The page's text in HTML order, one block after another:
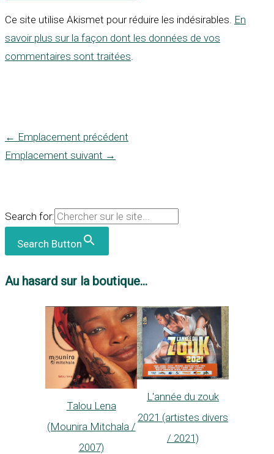
Ce site utilise Akismet pour réduire les indésirables. En
savoir plus sur la façon dont les données de vos
commentaires sont traitées.
← Emplacement précédent
Emplacement suivant →
Search for:
Search Button
Au hasard sur la boutique...
Talou Lena
(Mounira Mitchala /
2007)
L'année du zouk
2021 (artistes divers
/ 2021)